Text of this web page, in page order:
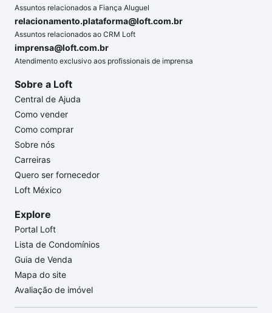
Assuntos relacionados a Fiança Aluguel
relacionamento.plataforma@loft.com.br
Assuntos relacionados ao CRM Loft
imprensa@loft.com.br
Atendimento exclusivo aos profissionais de imprensa
Sobre a Loft
Central de Ajuda
Como vender
Como comprar
Sobre nós
Carreiras
Quero ser fornecedor
Loft México
Explore
Portal Loft
Lista de Condomínios
Guia de Venda
Mapa do site
Avaliação de imóvel